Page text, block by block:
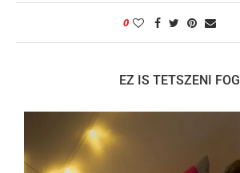
0
EZ IS TETSZENI FOG